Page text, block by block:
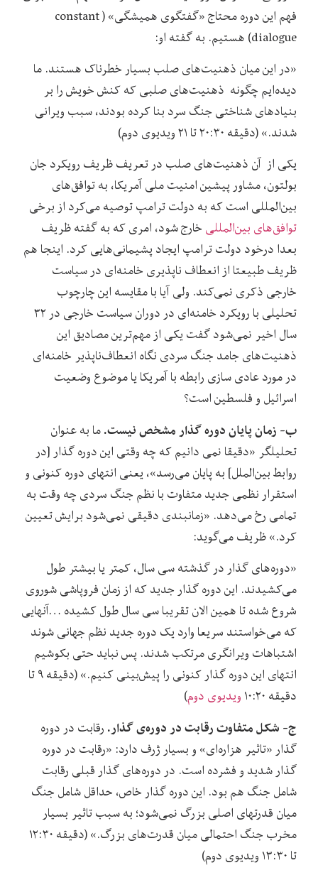
فهم این دوره محتاج «گفتگوی همیشگی» ( constant
dialogue) هستیم. به گفته او:
«در این میان ذهنیت‌های صلب بسیار خطرناک هستند. ما
دیده‌ایم چگونه ذهنیت‌های صلبی که کنش خویش را بر
بنیادهای شناختی جنگ سرد بنا کرده بودند، سبب ویرانی
شدند.» (دقیقه ۲۰:۳۰ تا ۲۱ ویدیوی دوم)
یکی از آن ذهنیت‌های صلب در تعریف ظریف رویکرد جان
بولتون، مشاور پیشین امنیت ملی‌ آمریکا، به توافق‌های
بین‌المللی است که به دولت ترامپ توصیه می‌کرد از برخی
توافق‌های بین‌المللی خارج شود، امری که به گفته ظریف
بعدا درخود دولت ترامپ ایجاد پشیمانی‌هایی کرد. اینجا هم
ظریف طبیعتا از انعطاف ناپذیری خامنه‌ای در سیاست
خارجی ذکری نمی‌کند. ولی آیا با مقایسه این چارچوب
تحلیلی با رویکرد خامنه‌ای در دوران سیاست خارجی در ۳۲
سال اخیر نمی‌شود گفت یکی از مهم‌ترین مصادیق این
ذهنیت‌های جامد جنگ سردی نگاه انعطاف‌ناپذیر خامنه‌ای
در مورد عادی سازی رابطه با آمریکا یا موضوع وضعیت
اسرائیل و فلسطین است؟
ب- زمان پایان دوره گذار مشخص نیست.ما به عنوان
تحلیلگر «دقیقا نمی دانیم که چه وقتی این دوره گذار [در
روابط بین‌الملل] به پایان می‌رسد»، یعنی انتهای دوره کنونی و
استقرار نظمی جدید متفاوت با نظم جنگ سردی چه وقت به
تمامی رخ می‌دهد. «زمانبندی دقیقی نمی‌شود برایش تعیین
کرد.» ظریف می‌گوید:
«دوره‌های گذار در گذشته سی سال، کمتر یا بیشتر طول
می‌کشیدند. این دوره گذار جدید که از زمان فروپاشی شوروی
شروع شده تا همین الان تقریبا سی سال طول کشیده …آنهایی
که می‌خواستند سریعا وارد یک دوره جدید نظم جهانی شوند
اشتباهات ویرانگری مرتکب شدند. پس نباید حتی بکوشیم
انتهای این دوره گذار کنونی را پیش‌بینی کنیم.» (دقیقه ۹ تا
دقیقه ۱۰:۲۰
ویدیوی دوم)
ج- شکل متفاوت رقابت در دوره‌ی گذار. رقابت در دوره
گذار «تاثیر هزاره‌ای» و بسیار ژرف دارد: «رقابت در دوره
گذار شدید و فشرده است. در دوره‌های گذار قبلی رقابت
شامل جنگ هم بود. این دوره گذار خاص، حداقل شامل جنگ
میان قدرتهای اصلی بزرگ نمی‌شود؛ به سبب تاثیر بسیار
مخرب جنگ احتمالی میان قدرت‌های بزرگ.» (دقیقه ۱۲:۳۰
تا ۱۳:۳۰ ویدیوی دوم)